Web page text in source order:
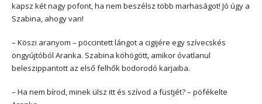
kapsz két nagy pofont, ha nem beszélsz több marhaságot! Jó úgy a
Szabina, ahogy van!
– Köszi aranyom – pöccintett lángot a cigijére egy szívecskés
öngyújtóból Aranka. Szabina köhögött, amikor óvatlanul
beleszippantott az első felhők bodorodó karjaiba.
– Ha nem bírod, minek ülsz itt és szívod a füstjét? – pöfékelte